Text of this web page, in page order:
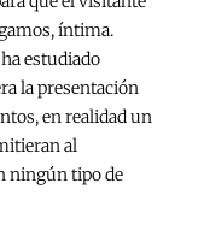
íntima.
estudiado
la presentación
en realidad un
al
ningún tipo de